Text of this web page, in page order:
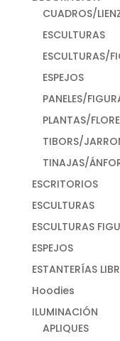
CUADROS/
ESCULTURAS
ESCULTURAS/
ESPEJOS
PANELES/
PLANTAS/
TIBORS/
TINAJAS/
ESCRITORIOS
ESCULTURAS
ESCULTURAS
ESPEJOS
ESTANTERÍAS
Hoodies
ILUMINACIÓN
APLIQUES